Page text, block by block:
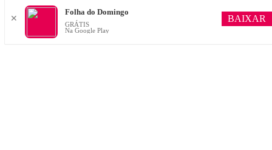
✕
Folha do Domingo
GRÁTIS
Na Google Play
BAIXAR